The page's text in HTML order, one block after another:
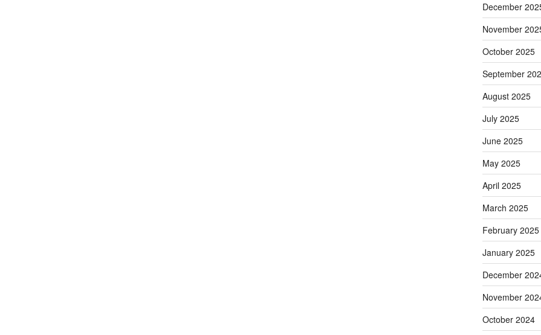
December
November
October 2025
September
August 2025
July 2025
June 2025
May 2025
April 2025
March 2025
February 2025
January 2025
December
November
October 2024